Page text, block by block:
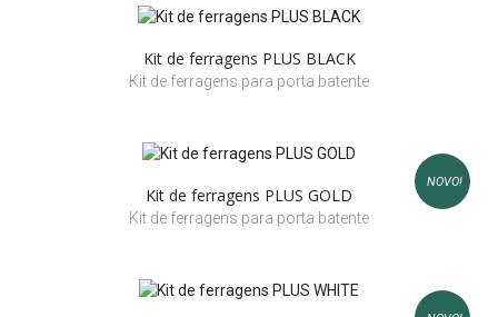
Kit de ferragens PLUS BLACK
Kit de ferragens para porta batente
NOVO!
Kit de ferragens PLUS GOLD
Kit de ferragens para porta batente